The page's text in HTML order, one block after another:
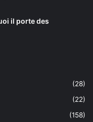
il porte des
(28)
(22)
(158)